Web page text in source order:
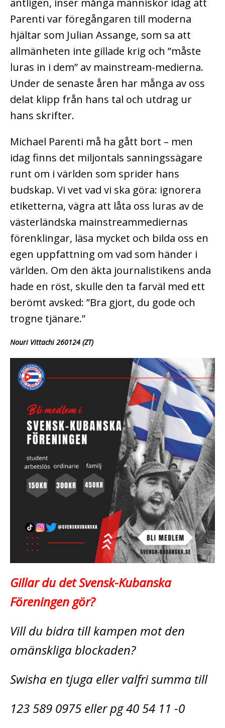
Parenti var föregångaren till moderna
hjältar som Julian Assange, som sa att
allmänheten inte gillade krig och ”måste
luras in i dem” av mainstream-medierna.
Under de senaste åren har många av oss
delat klipp från hans tal och utdrag ur
hans skrifter.
Michael Parenti må ha gått bort – men
idag finns det miljontals sanningssägare
runt om i världen som sprider hans
budskap. Vi vet vad vi ska göra: ignorera
etiketterna, vägra att låta oss luras av de
västerländska mainstreammediernas
förenklingar, läsa mycket och bilda oss en
egen uppfattning om vad som händer i
världen. Om den äkta journalistikens anda
hade en röst, skulle den ta farväl med ett
berömt avsked: ”Bra gjort, du gode och
trogne tjänare.”
Nouri Vittachi 260124 (ZT)
Gillar du det Svensk-Kubanska
Föreningen gör?
Vill du bidra till kampen mot den
omänskliga blockaden?
Swisha en tjuga eller valfri summa till
123 589 0975 eller pg 40 54 11 -0